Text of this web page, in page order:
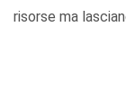
risorse ma